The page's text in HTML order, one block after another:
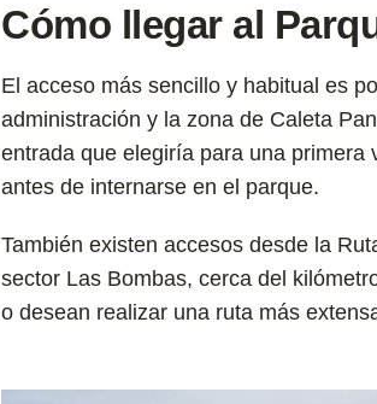
Cómo llegar al
El acceso más sencillo y habitual es
administración y la zona de Caleta
entrada que elegiría para una primera
antes de internarse en el parque.
También existen accesos desde la
sector Las Bombas, cerca del
o desean realizar una ruta más